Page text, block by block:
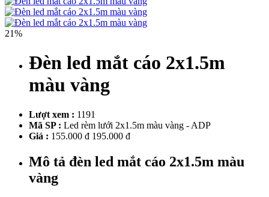
21%
Đèn led mắt cáo 2x1.5m
màu vàng
Lượt xem : 1191
Mã SP : Led rèm lưới 2x1.5m màu vàng - ADP
Giá : 155.000 đ 195.000 đ
Mô tả đèn led mắt cáo 2x1.5m màu
vàng